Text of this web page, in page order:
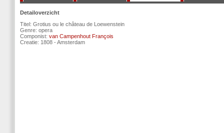
Detailoverzicht
Titel: Grotius ou le château de Loewenstein
Genre: opera
Componist: van Campenhout François
Creatie: 1808 - Amsterdam